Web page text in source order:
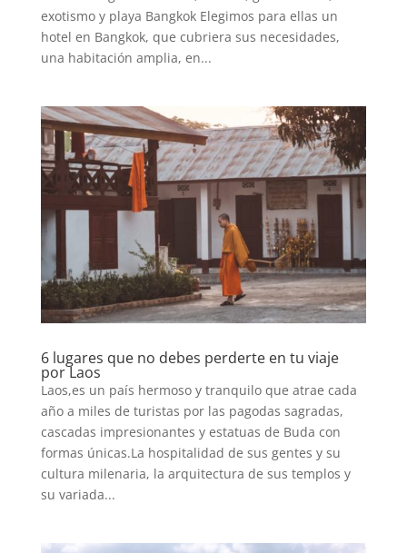
exotismo y playa Bangkok Elegimos para ellas un
hotel en Bangkok, que cubriera sus necesidades,
una habitación amplia, en...
6 lugares que no debes perderte en tu viaje
por Laos
Laos,es un país hermoso y tranquilo que atrae cada
año a miles de turistas por las pagodas sagradas,
cascadas impresionantes y estatuas de Buda con
formas únicas.La hospitalidad de sus gentes y su
cultura milenaria, la arquitectura de sus templos y
su variada...